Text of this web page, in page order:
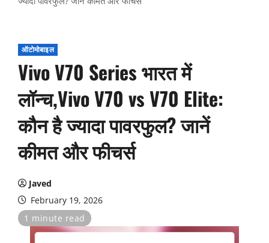
ऑटोमोबाइल
Vivo V70 Series भारत में
लॉन्च,Vivo V70 vs V70 Elite:
कौन है ज्यादा पावरफुल? जानें
कीमत और फीचर्स
Javed
February 19, 2026
1 minute read